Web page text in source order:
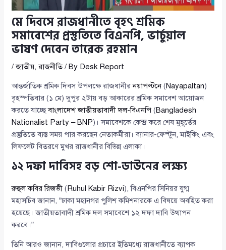
মে দিবসে রাজধানীতে বৃহৎ শ্রমিক
সমাবেশের প্রস্তুতিতে বিএনপি, ভার্চুয়াল
ভাষণ দেবেন তারেক রহমান
/জাতীয়,রাজনীতি/ By Desk Report
আন্তর্জাতিক শ্রমিক দিবস উপলক্ষে রাজধানীরনয়াপল্টনে(Nayapaltan)
বৃহস্পতিবার (১ মে) দুপুর ২টায় বড় আকারের শ্রমিক সমাবেশ আয়োজন
করতে যাচ্ছেবাংলাদেশ জাতীয়তাবাদী দল-বিএনপি (Bangladesh
Nationalist Party – BNP)। সমাবেশকে কেন্দ্র করে শেষ মুহূর্তের
প্রস্তুতিতে ব্যস্ত সময় পার করছেন নেতাকর্মীরা। ব্যানার-ফেস্টুন, মাইকিং এবং
লিফলেট বিতরণে মুখর রাজধানীর বিভিন্ন এলাকা।
১২ দফা দাবিসহ বড় শো-ডাউনের লক্ষ্য
রুহুল কবির রিজভী ( Ruhul Kabir Rizvi), বিএনপির সিনিয়র যুগ্ম
মহাসচিব জানান, “ঢাকা মহানগর পুলিশ কমিশনারকে এ বিষয়ে অবহিত করা
হয়েছে। জাতীয়তাবাদী শ্রমিক দল সমাবেশে ১২ দফা দাবি উত্থাপন
করবে।”
তিনি আরও জানান, দাবিগুলোর প্রচারে ইতিমধ্যে রাজধানীতে ব্যাপক